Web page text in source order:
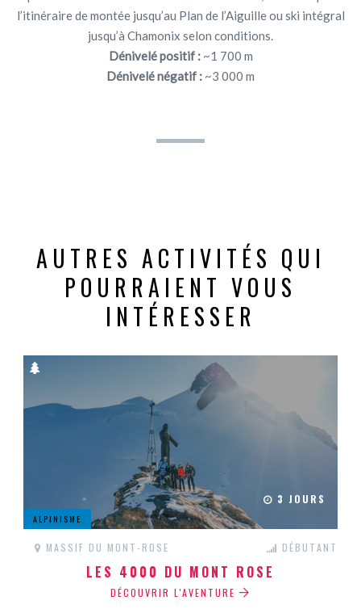
l’itinéraire de montée jusqu’au Plan de l’Aiguille ou ski intégral
jusqu’à Chamonix selon conditions.
Dénivelé positif :~1 700 m
Dénivelé négatif : ~3 000 m
AUTRES ACTIVITÉS QUI
POURRAIENT VOUS
INTÉRESSER
3 JOURS
ALPINISME
MASSIF DU MONT-ROSE DÉBUTANT
LES 4000 DU MONT ROSE
DÉCOUVRIR L'AVENTURE